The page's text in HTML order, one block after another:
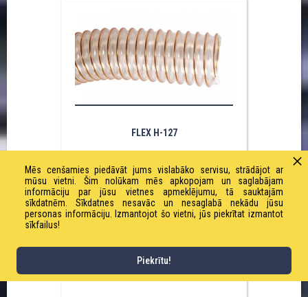
FLEX H-127
Mēs cenšamies piedāvāt jums vislabāko servisu, strādājot ar
mūsu vietni. Šim nolūkam mēs apkopojam un saglabājam
informāciju par jūsu vietnes apmeklējumu, tā sauktajām
sīkdatnēm. Sīkdatnes nesavāc un nesaglabā nekādu jūsu
personas informāciju. Izmantojot šo vietni, jūs piekrītat izmantot
sīkfailus!
Piekrītu!